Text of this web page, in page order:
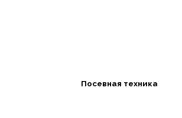
Посевная техника